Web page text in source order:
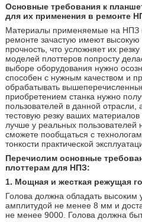
Основные требования к
для их применения в ремонте
Материалы применяемые на НПЗ
ремонте зачастую имеют высокую
прочность, что усложняет их
моделей плоттеров попросту
выборе оборудования нужно
способен с нужным качеством и
обрабатывать
приобретением станка нужно
пользователей в данной отрасли,
тестовую резку ваших
лучше у реальных пользователей
сможете пообщаться с
тонкости практической
Перечислим основные
плоттерам для НПЗ:
1. Мощная и жесткая режущая
Голова должна обладать
амплитудой не менее 8 мм и
не менее 9000. Голова должна